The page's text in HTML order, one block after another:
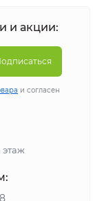
и акции:
и согласен
этаж